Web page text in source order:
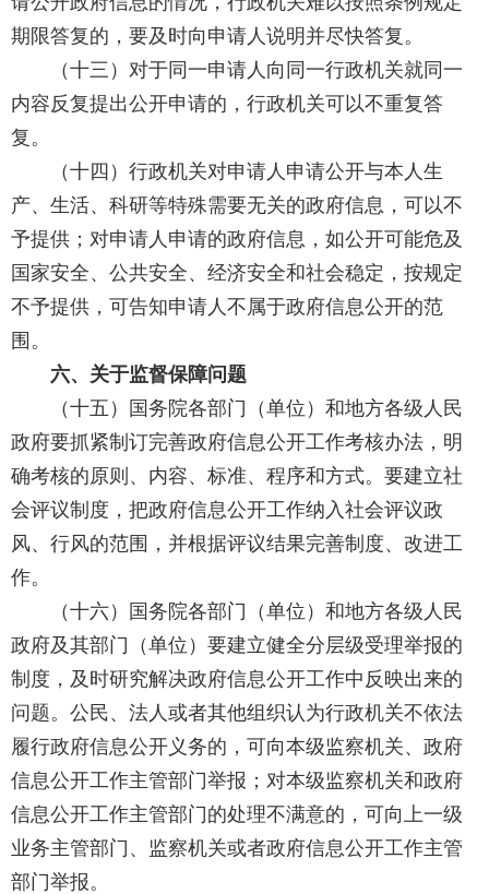
期限答复的，要及时向申请人说明并尽快答复。
（十三）对于同一申请人向同一行政机关就同一
内容反复提出公开申请的，行政机关可以不重复答
复。
（十四）行政机关对申请人申请公开与本人生
产、生活、科研等特殊需要无关的政府信息，可以不
予提供；对申请人申请的政府信息，如公开可能危及
国家安全、公共安全、经济安全和社会稳定，按规定
不予提供，可告知申请人不属于政府信息公开的范
围。
六、关于监督保障问题
（十五）国务院各部门（单位）和地方各级人民
政府要抓紧制订完善政府信息公开工作考核办法，明
确考核的原则、内容、标准、程序和方式。要建立社
会评议制度，把政府信息公开工作纳入社会评议政
风、行风的范围，并根据评议结果完善制度、改进工
作。
（十六）国务院各部门（单位）和地方各级人民
政府及其部门（单位）要建立健全分层级受理举报的
制度，及时研究解决政府信息公开工作中反映出来的
问题。公民、法人或者其他组织认为行政机关不依法
履行政府信息公开义务的，可向本级监察机关、政府
信息公开工作主管部门举报；对本级监察机关和政府
信息公开工作主管部门的处理不满意的，可向上一级
业务主管部门、监察机关或者政府信息公开工作主管
部门举报。